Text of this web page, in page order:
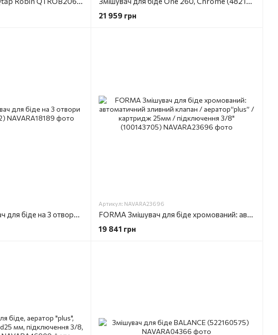
21 959 грн
EVERGREEN Змішувач для біде на 3 отвори хромований (EG202)
Артикул: NAVARA23696
FORMA Змішувач для біде хромований: автоматичний зливний клапан / аератор“plus” / картридж 25мм / підключення 3/8" (100143705)
19 841 грн